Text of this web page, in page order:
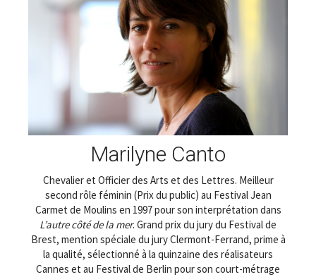
Marilyne Canto
Chevalier et Officier des Arts et des Lettres. Meilleur
second rôle féminin (Prix du public) au Festival Jean
Carmet de Moulins en 1997 pour son interprétation dans
L’autre côté de la mer. Grand prix du jury du Festival de
Brest, mention spéciale du jury Clermont-Ferrand, prime à
la qualité, sélectionné à la quinzaine des réalisateurs
Cannes et au Festival de Berlin pour son court-métrage